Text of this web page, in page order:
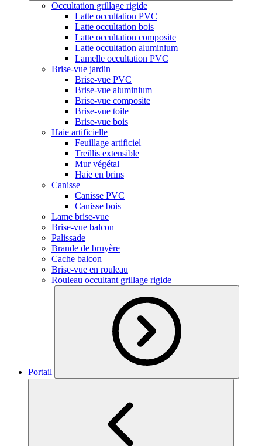
Occultation grillage rigide
Latte occultation PVC
Latte occultation bois
Latte occultation composite
Latte occultation aluminium
Lamelle occultation PVC
Brise-vue jardin
Brise-vue PVC
Brise-vue aluminium
Brise-vue composite
Brise-vue toile
Brise-vue bois
Haie artificielle
Feuillage artificiel
Treillis extensible
Mur végétal
Haie en brins
Canisse
Canisse PVC
Canisse bois
Lame brise-vue
Brise-vue balcon
Palissade
Brande de bruyère
Cache balcon
Brise-vue en rouleau
Rouleau occultant grillage rigide
Portail